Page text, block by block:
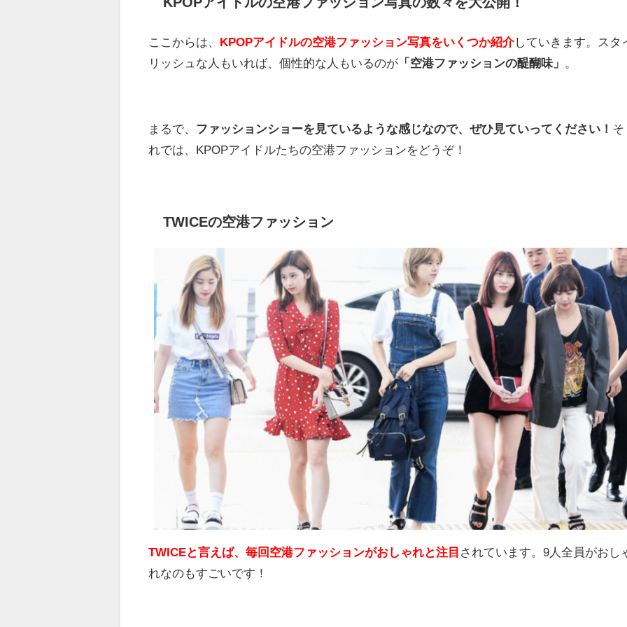
ここからは、 KPOPアイドルの空港ファッション写真をいくつか紹介していきます。スタ
リッシュな人もいれば、個性的な人もいるのが 「空港ファッションの醍醐味」
まるで、 ファッションショーを見ているような感じなので、ぜひ見ていってください！ そ
れでは、KPOPアイドルたちの空港ファッションをどうぞ！
TWICEの空港ファッション
TWICEと言えば、毎回空港ファッションがおしゃれと注目 されています。9人全員がおし
れなのもすごいです！